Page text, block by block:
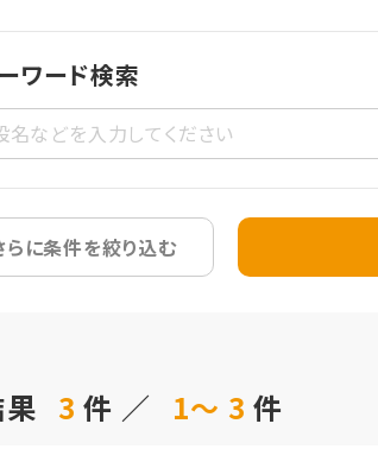
ワード検索
らに条件を絞り込む
3件 ／ 1～ 3件